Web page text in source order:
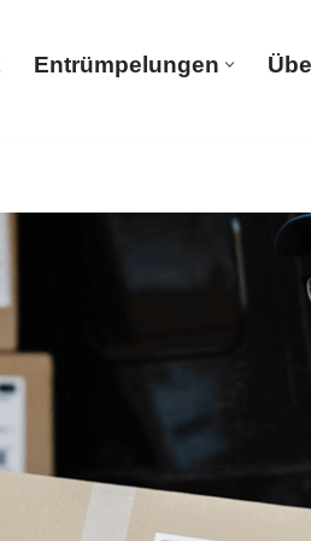
Entrümpelungen
für Mutterstadt – ➡️